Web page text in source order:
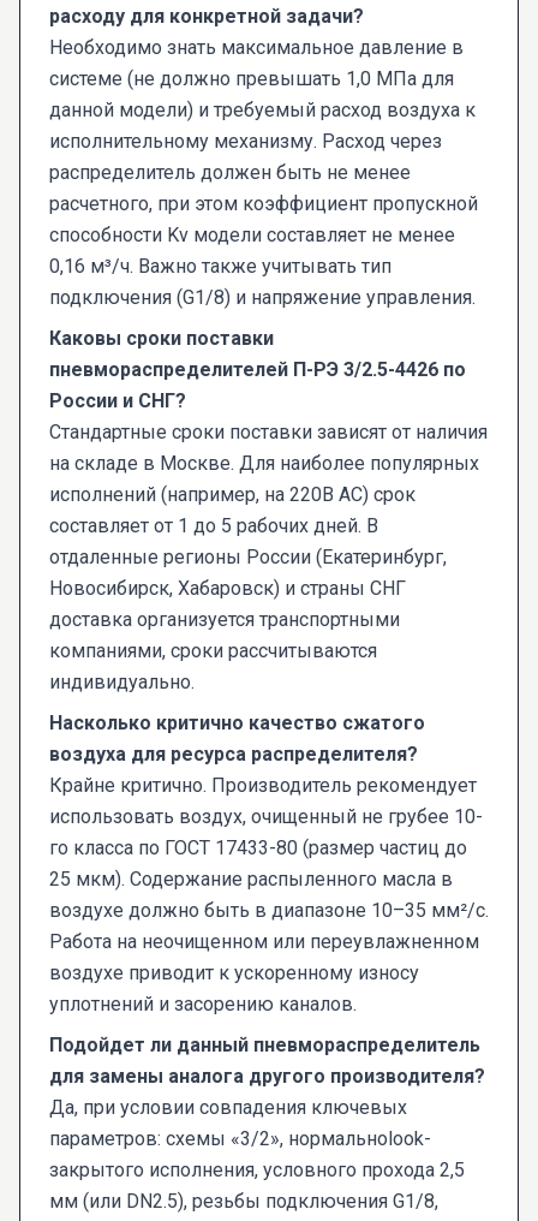
расходу для конкретной задачи?
Необходимо знать максимальное давление в
системе (не должно превышать 1,0 МПа для
данной модели) и требуемый расход воздуха к
исполнительному механизму. Расход через
распределитель должен быть не менее
расчетного, при этом коэффициент пропускной
способности Kv модели составляет не менее
0,16 м³/ч. Важно также учитывать тип
подключения (G1/8) и напряжение управления.
Каковы сроки поставки
пневмораспределителей П-РЭ 3/2.5-4426 по
России и СНГ?
Стандартные сроки поставки зависят от наличия
на складе в Москве. Для наиболее популярных
исполнений (например, на 220В AC) срок
составляет от 1 до 5 рабочих дней. В
отдаленные регионы России (Екатеринбург,
Новосибирск, Хабаровск) и страны СНГ
доставка организуется транспортными
компаниями, сроки рассчитываются
индивидуально.
Насколько критично качество сжатого
воздуха для ресурса распределителя?
Крайне критично. Производитель рекомендует
использовать воздух, очищенный не грубее 10-
го класса по ГОСТ 17433-80 (размер частиц до
25 мкм). Содержание распыленного масла в
воздухе должно быть в диапазоне 10–35 мм²/с.
Работа на неочищенном или переувлажненном
воздухе приводит к ускоренному износу
уплотнений и засорению каналов.
Подойдет ли данный пневмораспределитель
для замены аналога другого производителя?
Да, при условии совпадения ключевых
параметров: схемы «3/2», нормальноlook-
закрытого исполнения, условного прохода 2,5
мм (или DN2.5), резьбы подключения G1/8,